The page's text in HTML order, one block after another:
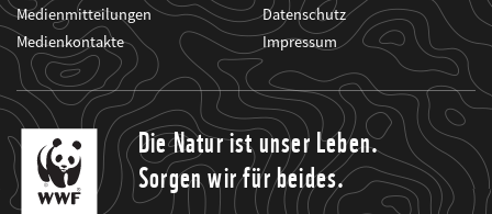
Medienmitteilungen
Medienkontakte
Datenschutz
Impressum
Die Natur ist unser Leben.
Sorgen wir für beides.